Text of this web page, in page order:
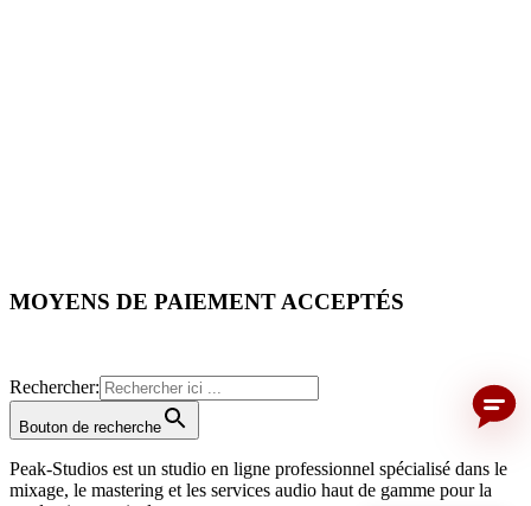
MOYENS DE PAIEMENT ACCEPTÉS
Rechercher:
Bouton de recherche
Peak-Studios est un studio en ligne professionnel spécialisé dans le
mixage, le mastering et les services audio haut de gamme pour la